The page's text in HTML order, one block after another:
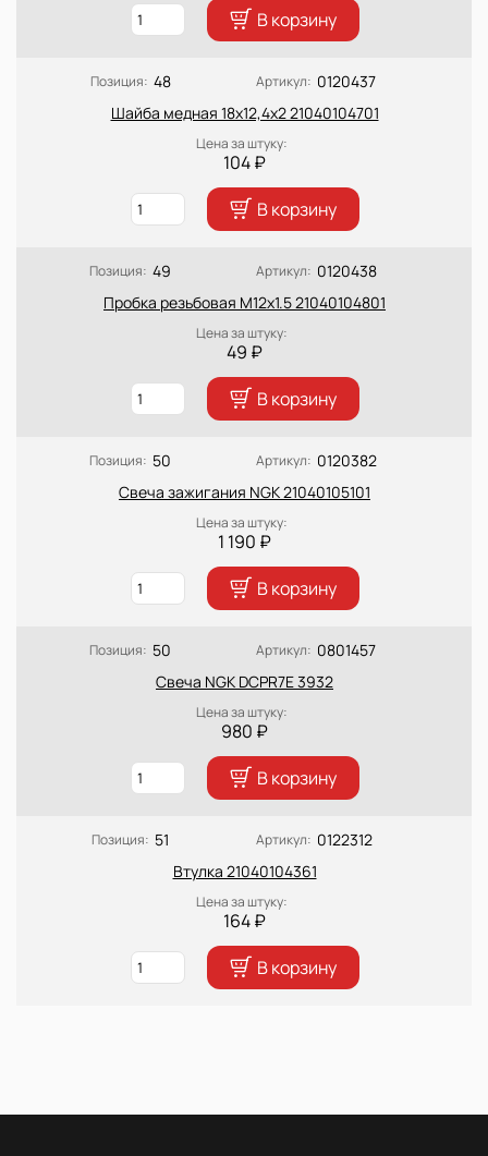
В корзину
Позиция: 48 Артикул: 0120437
Шайба медная 18х12,4х2 21040104701
Цена за штуку:
104 ₽
В корзину
Позиция: 49 Артикул: 0120438
Пробка резьбовая M12х1.5 21040104801
Цена за штуку:
49 ₽
В корзину
Позиция: 50 Артикул: 0120382
Свеча зажигания NGK 21040105101
Цена за штуку:
1 190 ₽
В корзину
Позиция: 50 Артикул: 0801457
Свеча NGK DCPR7E 3932
Цена за штуку:
980 ₽
В корзину
Позиция: 51 Артикул: 0122312
Втулка 21040104361
Цена за штуку:
164 ₽
В корзину